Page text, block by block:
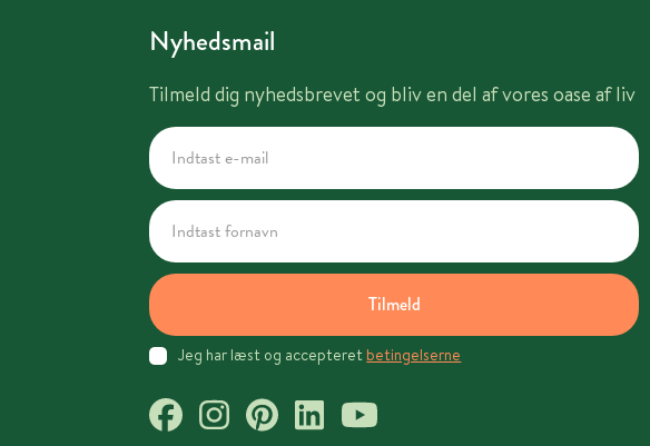
Nyhedsmail
Tilmeld dig nyhedsbrevet og bliv en del af vores oase af liv
Tilmeld
Jeg har læst og accepteret betingelserne